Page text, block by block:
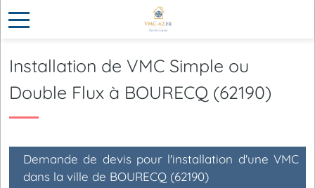
Installation de VMC Simple ou
Double Flux à BOURECQ (62190)
Demande de devis pour l'installation d'une VMC
dans la ville de BOURECQ (62190)